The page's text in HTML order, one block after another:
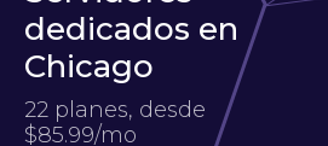
dedicados en
Chicago
22 planes, desde
$85.99/mo